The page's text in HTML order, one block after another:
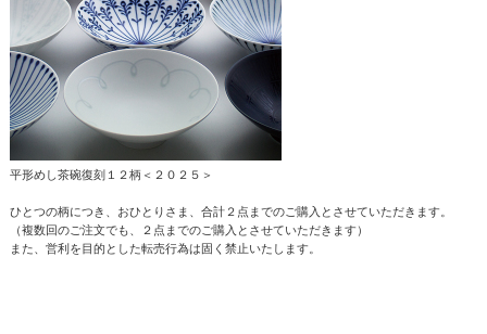
平形めし茶碗復刻１２柄＜２０２５＞
ひとつの柄につき、おひとりさま、合計２点までのご購入とさせていただきます。
（複数回のご注文でも、２点までのご購入とさせていただきます）
また、営利を目的とした転売行為は固く禁止いたします。